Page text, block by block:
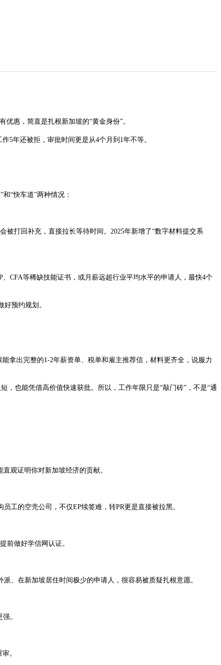
惠，简直是扎根新加坡的“黄金身份”。
5年还被拒，审批时间更是从4个月到1年不等。
“快车道”两种情况：
打回补充，直接拉长等待时间。2025年新增了“数字材料提交系
CFA等稀缺技能证书，或月薪远超行业平均水平的申请人，最快4个
预约规划。
出完整的1-2年薪资单、税单和雇主推荐信，材料更齐全，说服力
也能凭借高价值快速获批。所以，工作年限只是“敲门砖”，不是“通
观证明你对新加坡经济的贡献。
的空壳公司，不仅EP续签难，转PR更是直接被拉黑。
前做好学信网认证。
、在新加坡居住时间极少的申请人，很容易被质疑扎根意愿。
。
。